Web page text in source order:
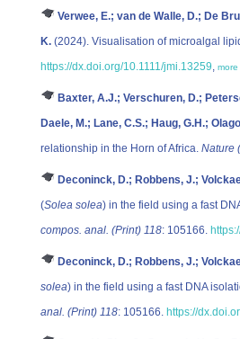
Verwee, E.; van de Walle, D.; De
K. (2024). Visualisation of microalgal
https://dx.doi.org/10.1111/jmi.13259, more
Baxter, A.J.; Verschuren, D.;
Daele, M.; Lane, C.S.; Haug, G.H.;
relationship in the Horn of Africa. Nature
Deconinck, D.; Robbens, J.;
(Solea solea) in the field using a fast
compos. anal. (Print) 118: 105166.
Deconinck, D.; Robbens, J.;
solea) in the field using a fast DNA
anal. (Print) 118: 105166. https://